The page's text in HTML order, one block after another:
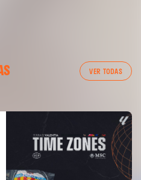
VER TODAS
CF 04/03/26